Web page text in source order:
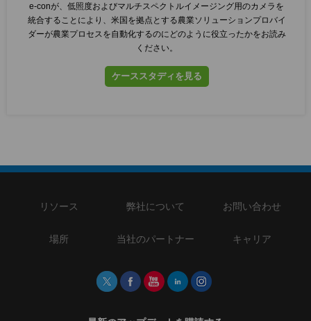
e-conが、低照度およびマルチスペクトルイメージング用のカメラを
統合することにより、米国を拠点とする農業ソリューションプロバイ
ダーが農業プロセスを自動化するのにどのように役立ったかをお読み
ください。
ケーススタディを見る
リソース 弊社について お問い合わせ
場所 当社のパートナー キャリア